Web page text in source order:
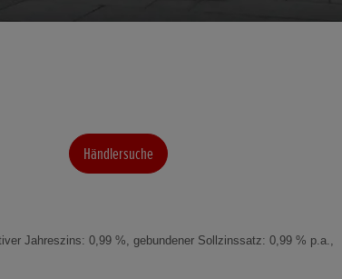
Händlersuche
Jahreszins: 0,99 %, gebundener Sollzinssatz: 0,99 % p.a.,